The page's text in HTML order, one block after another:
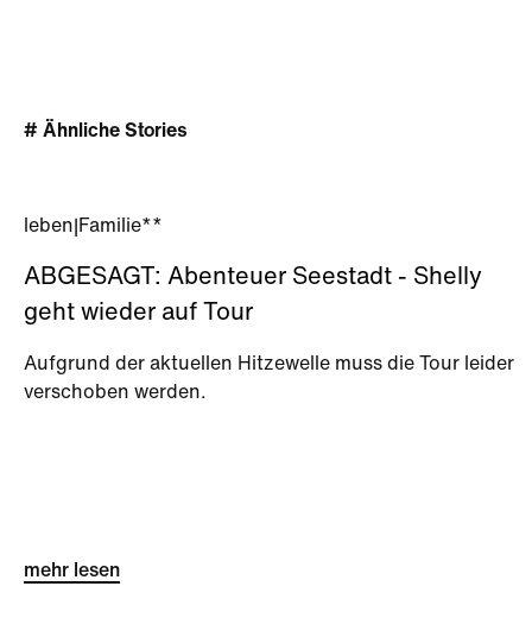
# Ähnliche Stories
leben Familie**
ABGESAGT: Abenteuer Seestadt - Shelly
geht wieder auf Tour
Aufgrund der aktuellen Hitzewelle muss die Tour leider
verschoben werden.
mehr lesen